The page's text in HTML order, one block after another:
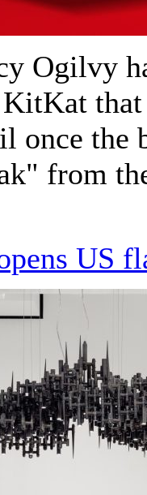
Ogilvy
that
once the
from
US